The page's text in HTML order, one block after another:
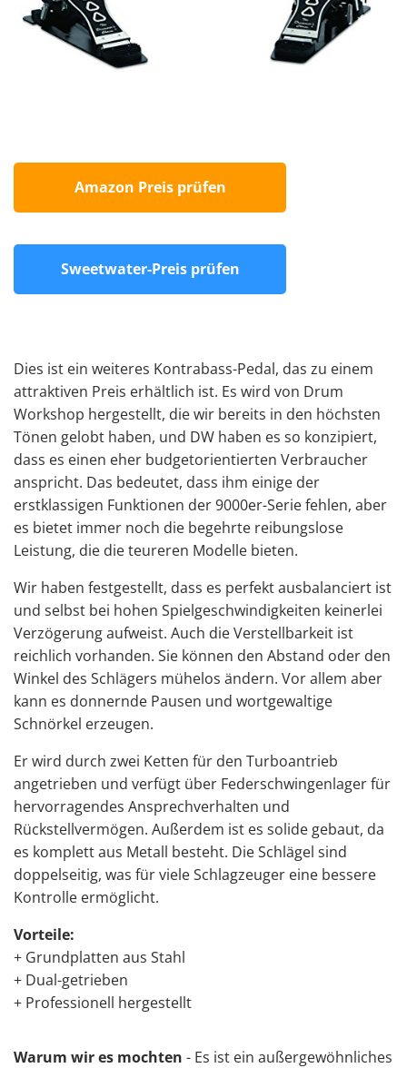
Amazon Preis prüfen
Sweetwater-Preis prüfen
Dies ist ein weiteres Kontrabass-Pedal, das zu einem
attraktiven Preis erhältlich ist. Es wird von Drum
Workshop hergestellt, die wir bereits in den höchsten
Tönen gelobt haben, und DW haben es so konzipiert,
dass es einen eher budgetorientierten Verbraucher
anspricht. Das bedeutet, dass ihm einige der
erstklassigen Funktionen der 9000er-Serie fehlen, aber
es bietet immer noch die begehrte reibungslose
Leistung, die die teureren Modelle bieten.
Wir haben festgestellt, dass es perfekt ausbalanciert ist
und selbst bei hohen Spielgeschwindigkeiten keinerlei
Verzögerung aufweist. Auch die Verstellbarkeit ist
reichlich vorhanden. Sie können den Abstand oder den
Winkel des Schlägers mühelos ändern. Vor allem aber
kann es donnernde Pausen und wortgewaltige
Schnörkel erzeugen.
Er wird durch zwei Ketten für den Turboantrieb
angetrieben und verfügt über Federschwingenlager für
hervorragendes Ansprechverhalten und
Rückstellvermögen. Außerdem ist es solide gebaut, da
es komplett aus Metall besteht. Die Schlägel sind
doppelseitig, was für viele Schlagzeuger eine bessere
Kontrolle ermöglicht.
Vorteile:
+ Grundplatten aus Stahl
+ Dual-getrieben
+ Professionell hergestellt
Warum wir es mochten - Es ist ein außergewöhnliches